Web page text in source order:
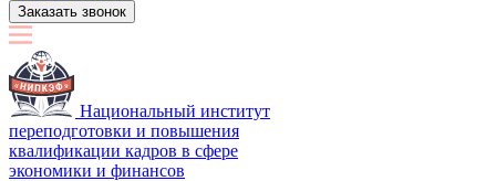
Заказать звонок
Национальный институт
переподготовки и повышения
квалификации кадров в сфере
экономики и финансов